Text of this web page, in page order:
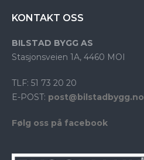
KONTAKT OSS
BILSTAD BYGG AS
Stasjonsveien 1A, 4460 MOI
TLF: 51 73 20 20
E-POST: post@bilstadbygg.no
Følg oss på facebook